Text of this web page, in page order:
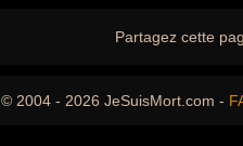
Partagez cette
© 2004 - 2026 JeSuisMort.com -